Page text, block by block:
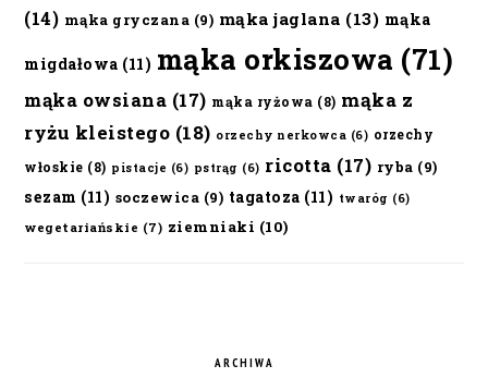
(14) mąka gryczana (9) mąka jaglana (13) mąka
migdałowa (11) mąka orkiszowa (71)
mąka owsiana (17) mąka ryżowa (8) mąka z
ryżu kleistego (18) orzechy nerkowca (6) orzechy
włoskie (8) pistacje (6) pstrąg (6) ricotta (17) ryba (9)
sezam (11) soczewica (9) tagatoza (11) twaróg (6)
wegetariańskie (7) ziemniaki (10)
ARCHIWA